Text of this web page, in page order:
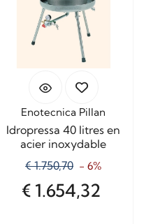
Enotecnica Pillan
Idropressa 40 litres en
acier inoxydable
€ 1.750,70 - 6%
€ 1.654,32